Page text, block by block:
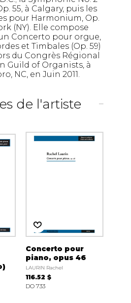
55, à Calgary, puis les
pour Harmonium, Op.
(NY). Elle compose
Concerto pour orgue,
et Timbales (Op. 59)
du Congrès Régional
Guild of Organists, à
NC, en Juin 2011.
de l'artiste
Concerto pour
piano, opus 46
LAURIN Rachel
116.52 $
DO 733